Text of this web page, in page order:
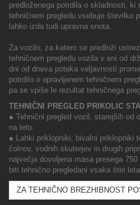
predloženega potrdila o skladnosti,
tehničnem pregledu vsebuje številko
lahko izda tudi upravna enota.
Za vozilo, za katero se predloži
tehničnem pregledu vozila v eni od
dni od dneva poteka veljavnosti
potrdilo o opravljenem tehničnem
pa se vpiše le rezultat tehničnega
TEHNIČNI PREGLED PRIKOLIC
● Tehnični pregled vozil, starejših od
na leto.
● Lahki priklopniki, bivalni priklopniki
čolnov, vodnih skuterjev in drugih
največja dovoljena masa presega
biti tehnično pregledani vsaka štiri
ZA TEHNIČNO BREZHIBNOST